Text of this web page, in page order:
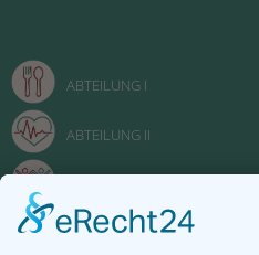
ABTEILUNG I
ABTEILUNG II
FACHOBERSCHULE